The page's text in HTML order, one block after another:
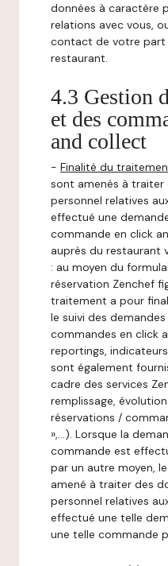
données à caractère
relations avec vous,
contact de votre
restaurant.
4.3 Gestion
et des
and collect
- Finalité du
sont amenés à traiter
personnel relatives
effectué une
commande en click
auprès du restaurant
: au moyen du
réservation Zenchef
traitement a pour
le suivi des
commandes en click
reportings,
sont également
cadre des services
remplissage,
réservations /
»,…). Lorsque la
commande est
par un autre moyen,
amené à traiter des
personnel relatives
effectué une telle
une telle commande